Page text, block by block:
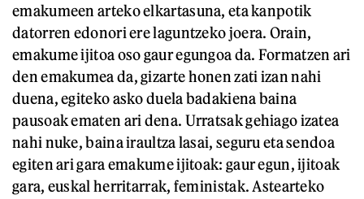
emakumeen arteko elkartasuna, eta kanpotik
datorren edonori ere laguntzeko joera. Orain,
emakume ijitoa oso gaur egungoa da. Formatzen ari
den emakumea da, gizarte honen zati izan nahi
duena, egiteko asko duela badakiena baina
pausoak ematen ari dena. Urratsak gehiago izatea
nahi nuke, baina iraultza lasai, seguru eta sendoa
egiten ari gara emakume ijitoak: gaur egun, ijitoak
gara, euskal herritarrak, feministak. Astearteko